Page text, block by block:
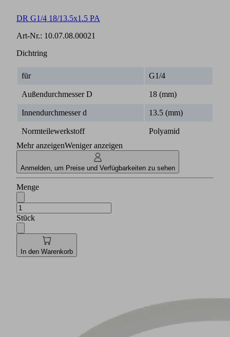
DR G1/4 18/13.5x1.5 PA
Art-Nr.: 10.07.08.00021
Dichtring
für G1/4
Außendurchmesser D 18 (mm)
Innendurchmesser d 13.5 (mm)
Normteilewerkstoff
Polyamid
Mehr anzeigenWeniger anzeigen
Anmelden, um Preise und Verfügbarkeiten zu sehen
Menge
Stück
In den Warenkorb